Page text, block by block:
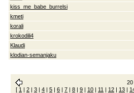
kiss_me_babe_burrelsi
kmeti
korali
krokodili4
Klaudi
klodian-semanjaku
20
[ 1 | 2 | 3 | 4 | 5 | 6 | 7 | 8 | 9 | 10 | 11 | 12 | 13 |